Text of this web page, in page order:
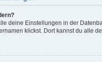
deine Einstellungen in der
klickst. Dort kannst du alle